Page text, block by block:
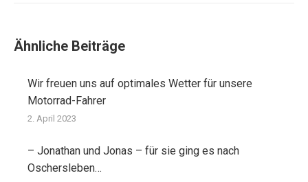
Ähnliche Beiträge
Wir freuen uns auf optimales Wetter für unsere
Motorrad-Fahrer
2. April 2023
– Jonathan und Jonas – für sie ging es nach
Oschersleben…